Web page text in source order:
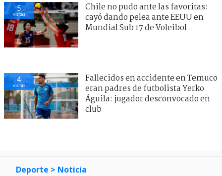
5
visitas
Chile no pudo ante las favoritas:
cayó dando pelea ante EEUU en
Mundial Sub 17 de Voleibol
4
visitas
Fallecidos en accidente en Temuco
eran padres de futbolista Yerko
Águila: jugador desconvocado en
club
Deporte > Noticia